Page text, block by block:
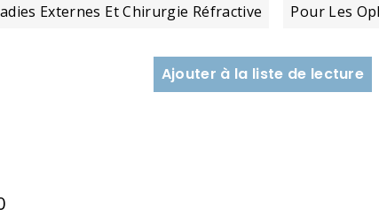
Externes Et Chirurgie Réfractive Pour Les
Ajouter à la liste de lecture